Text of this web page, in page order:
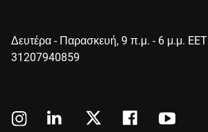
Δευτέρα - Παρασκευή, 9 π.μ. - 6 μ.μ. EET
31207940859